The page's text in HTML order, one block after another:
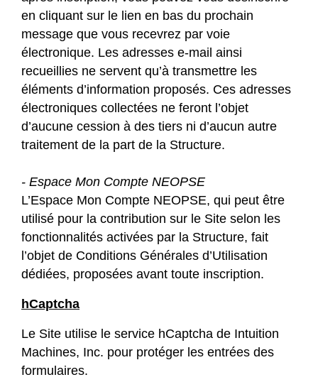
en cliquant sur le lien en bas du prochain
message que vous recevrez par voie
électronique. Les adresses e-mail ainsi
recueillies ne servent qu’à transmettre les
éléments d’information proposés. Ces adresses
électroniques collectées ne feront l’objet
d’aucune cession à des tiers ni d’aucun autre
traitement de la part de la Structure.
- Espace Mon Compte NEOPSE
L’Espace Mon Compte NEOPSE, qui peut être
utilisé pour la contribution sur le Site selon les
fonctionnalités activées par la Structure, fait
l’objet de Conditions Générales d’Utilisation
dédiées, proposées avant toute inscription.
hCaptcha
Le Site utilise le service hCaptcha de Intuition
Machines, Inc. pour protéger les entrées des
formulaires.